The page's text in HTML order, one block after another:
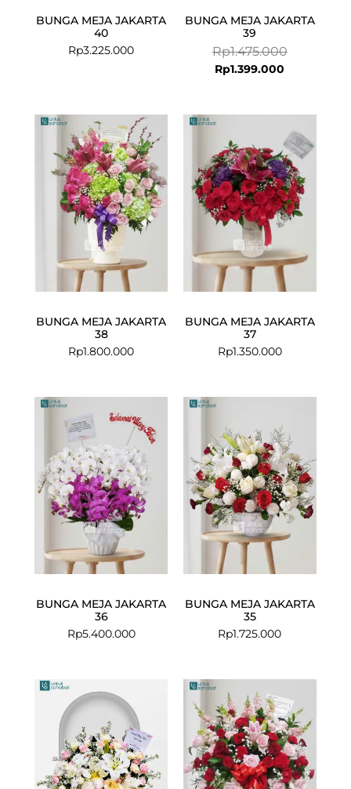
BUNGA MEJA JAKARTA
40
Rp3.225.000
BUNGA MEJA JAKARTA
39
Rp1.475.000
Rp1.399.000
BUNGA MEJA JAKARTA
38
Rp1.800.000
BUNGA MEJA JAKARTA
37
Rp1.350.000
BUNGA MEJA JAKARTA
36
Rp5.400.000
BUNGA MEJA JAKARTA
35
Rp1.725.000